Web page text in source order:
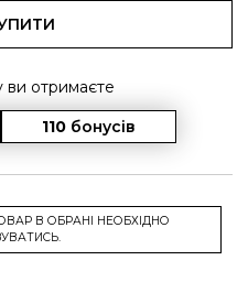
отримаєте
110 бонусів
В ОБРАНІ НЕОБХІДНО